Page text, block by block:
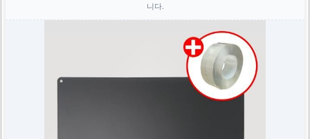
니다.